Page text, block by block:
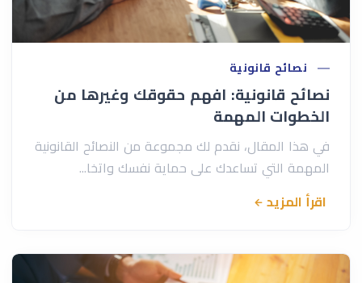
نصائح قانونية
نصائح قانونية: افهم حقوقك وغيرها من
الخطوات المهمة
في هذا المقال، نقدم لك مجموعة من النصائح القانونية
المهمة التي تساعدك على حماية نفسك واتخا...
اقرأ المزيد